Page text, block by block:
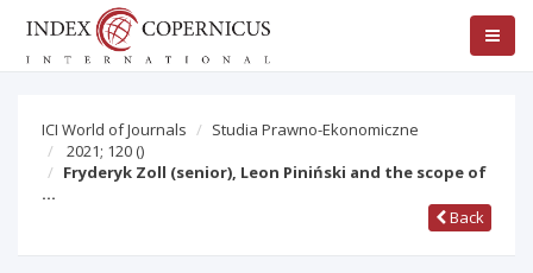
ICI World of Journals
Studia Prawno-Ekonomiczne
2021; 120 ()
Fryderyk Zoll (senior), Leon Piniński and the scope of
…
Back